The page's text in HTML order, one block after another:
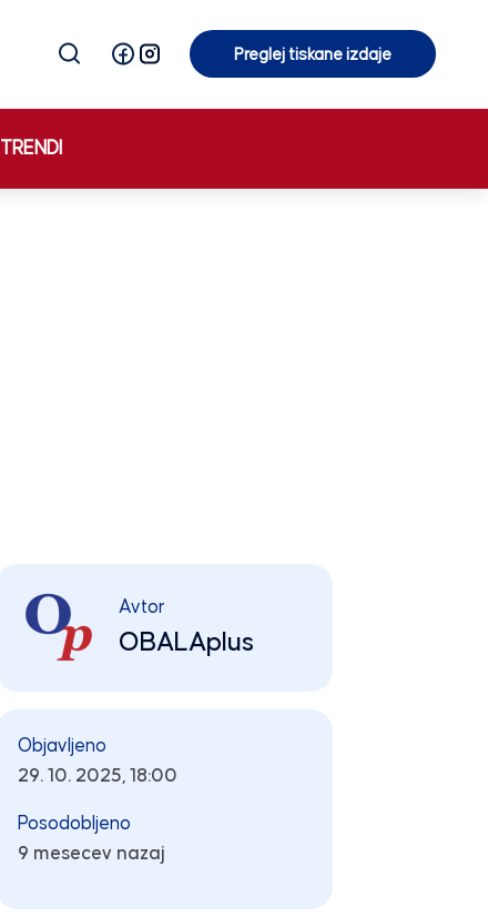
Preglej tiskane izdaje
TRENDI
Avtor
OBALAplus
Objavljeno
29. 10. 2025, 18:00
Posodobljeno
9 mesecev nazaj